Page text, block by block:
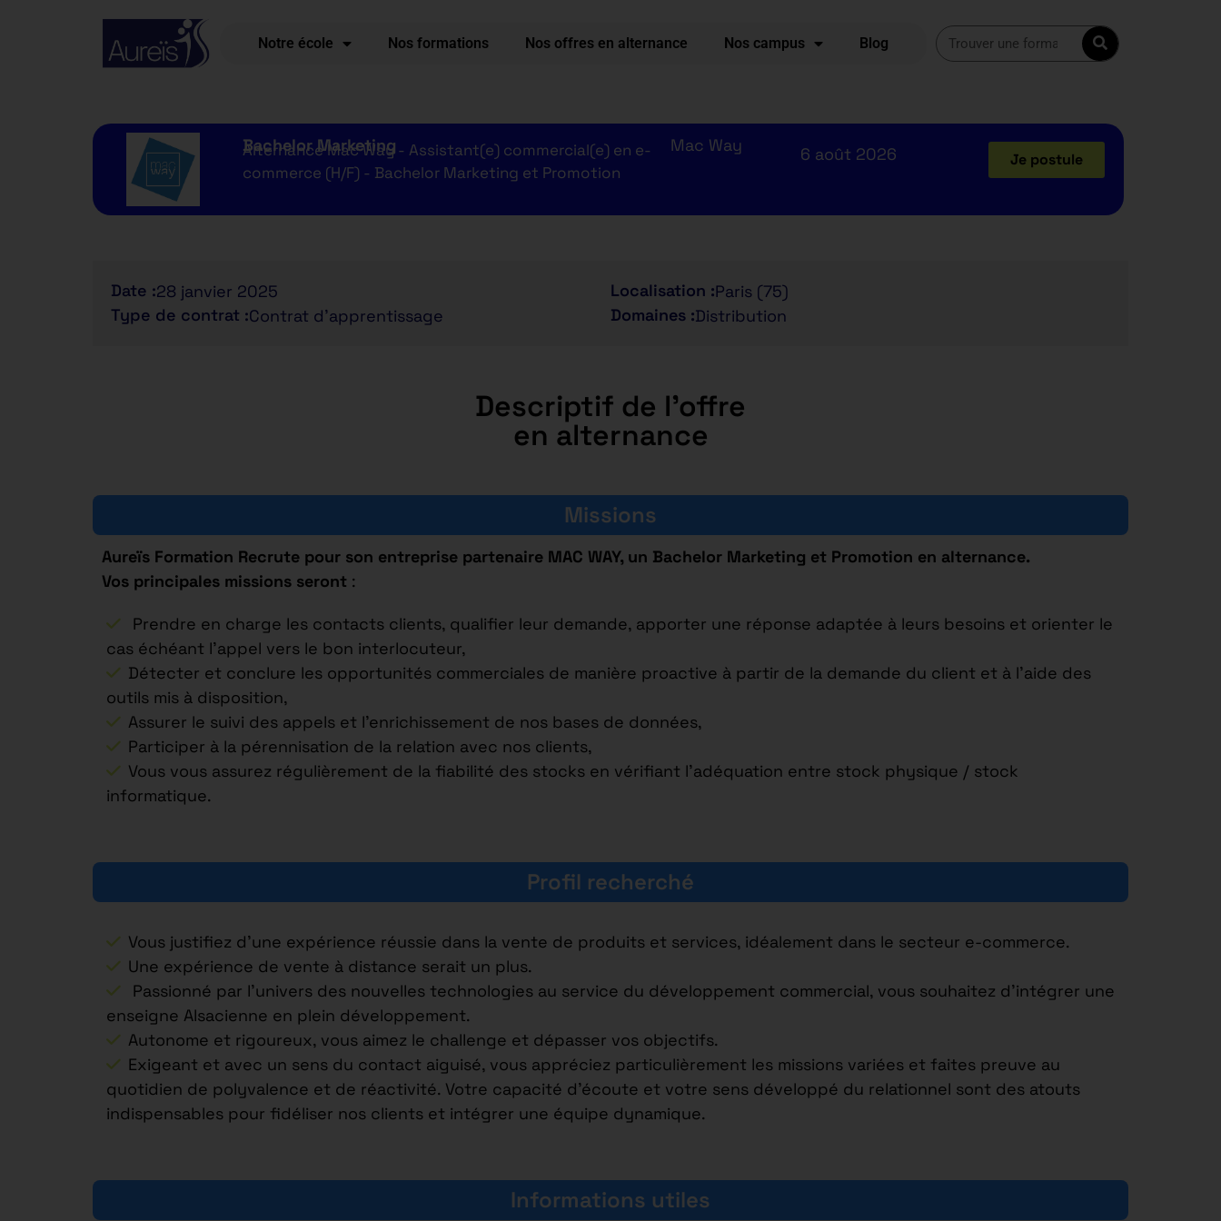
Notre école Nos formations Nos offres en alternance Nos campus Blog
Bachelor Marketing
Alternance Mac Way - Assistant(e) commercial(e) en e-
commerce (H/F) - Bachelor Marketing et Promotion
Mac Way 6 août 2026 Je postule
Date :28 janvier 2025
Type de contrat :Contrat d'apprentissage
Localisation :Paris (75)
Domaines :Distribution
Descriptif de l'offre
en alternance
Missions
Aureïs Formation Recrute pour son entreprise partenaire MAC WAY, un Bachelor Marketing et Promotion en alternance.
Vos principales missions seront :
Prendre en charge les contacts clients, qualifier leur demande, apporter une réponse adaptée à leurs besoins et orienter le
cas échéant l’appel vers le bon interlocuteur,
Détecter et conclure les opportunités commerciales de manière proactive à partir de la demande du client et à l’aide des
outils mis à disposition,
Assurer le suivi des appels et l’enrichissement de nos bases de données,
Participer à la pérennisation de la relation avec nos clients,
Vous vous assurez régulièrement de la fiabilité des stocks en vérifiant l’adéquation entre stock physique / stock
informatique.
Profil recherché
Vous justifiez d’une expérience réussie dans la vente de produits et services, idéalement dans le secteur e-commerce.
Une expérience de vente à distance serait un plus.
Passionné par l’univers des nouvelles technologies au service du développement commercial, vous souhaitez d’intégrer une
enseigne Alsacienne en plein développement.
Autonome et rigoureux, vous aimez le challenge et dépasser vos objectifs.
Exigeant et avec un sens du contact aiguisé, vous appréciez particulièrement les missions variées et faites preuve au
quotidien de polyvalence et de réactivité. Votre capacité d’écoute et votre sens développé du relationnel sont des atouts
indispensables pour fidéliser nos clients et intégrer une équipe dynamique.
Informations utiles